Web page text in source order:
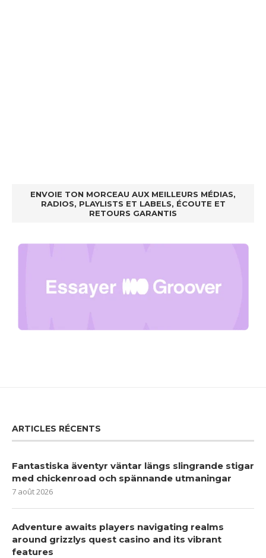
ENVOIE TON MORCEAU AUX MEILLEURS MÉDIAS,
RADIOS, PLAYLISTS ET LABELS, ÉCOUTE ET
RETOURS GARANTIS
ARTICLES RÉCENTS
Fantastiska äventyr väntar längs slingrande stigar
med chickenroad och spännande utmaningar
7 août 2026
Adventure awaits players navigating realms
around grizzlys quest casino and its vibrant
features